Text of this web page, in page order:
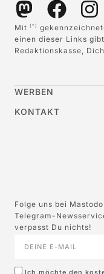
Mit (*)
einen dieser Links
Redaktionskasse,
WERBEN
KONTAKT
Folge uns bei
Telegram-
verpasst Du nichts!
Ich möchte den